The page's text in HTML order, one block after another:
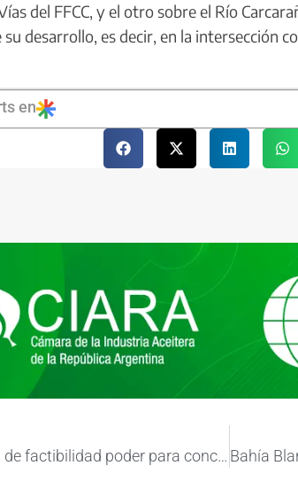
del FFCC, y el otro sobre el Río
desarrollo, es decir, en la intersección
en
Iniciarán estudios de factibilidad poder para concretar el anhelado tren Trasandino Sur